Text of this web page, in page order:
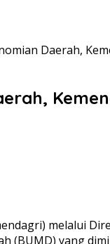
Daerah,
melalui
(BUMD) yang